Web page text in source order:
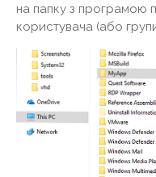
на папку з програмою
користувача (або